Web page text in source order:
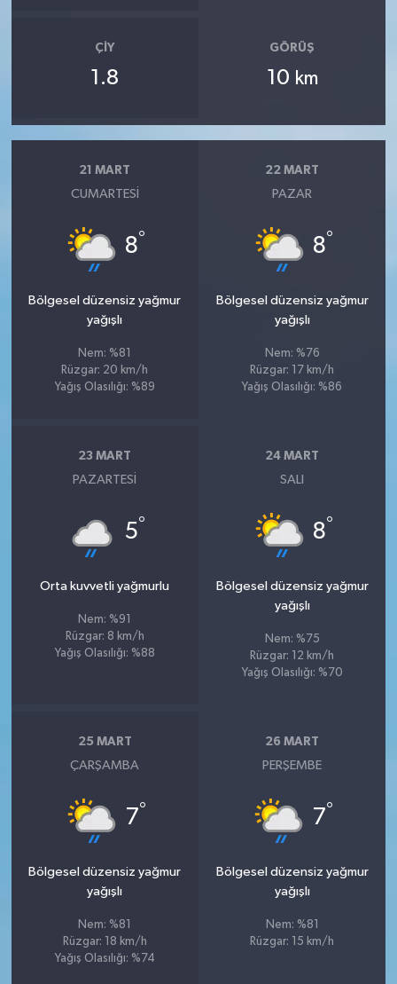
ÇIY
1.8
GÖRÜŞ
10 km
21 MART
CUMARTESI
8°
Bölgesel düzensiz yağmur
yağışlı
Nem: %81
Rüzgar: 20 km/h
Yağış Olasılığı: %89
22 MART
PAZAR
8°
Bölgesel düzensiz yağmur
yağışlı
Nem: %76
Rüzgar: 17 km/h
Yağış Olasılığı: %86
23 MART
PAZARTESI
5°
Orta kuvvetli yağmurlu
Nem: %91
Rüzgar: 8 km/h
Yağış Olasılığı: %88
24 MART
SALI
8°
Bölgesel düzensiz yağmur
yağışlı
Nem: %75
Rüzgar: 12 km/h
Yağış Olasılığı: %70
25 MART
ÇARŞAMBA
7°
Bölgesel düzensiz yağmur
yağışlı
Nem: %81
Rüzgar: 18 km/h
Yağış Olasılığı: %74
26 MART
PERŞEMBE
7°
Bölgesel düzensiz yağmur
yağışlı
Nem: %81
Rüzgar: 15 km/h